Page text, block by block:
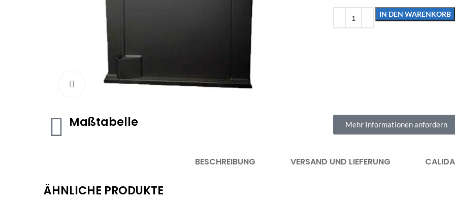
Click to enlarge
IN DEN WARENKORB
Maßtabelle Mehr Informationen anfordern
BESCHREIBUNG VERSAND UND LIEFERUNG
ÄHNLICHE PRODUKTE